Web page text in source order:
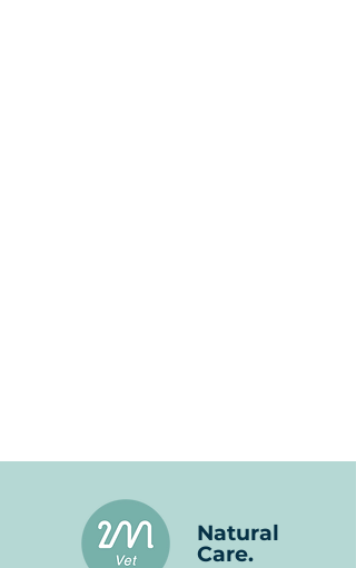
Natural
Care.